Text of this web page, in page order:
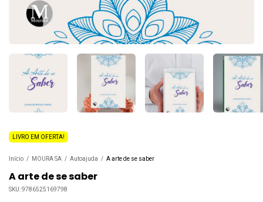
LIVRO EM OFERTA!
Início / MOURA SA / Autoajuda / A arte de se saber
A arte de se saber
SKU:9786525169798